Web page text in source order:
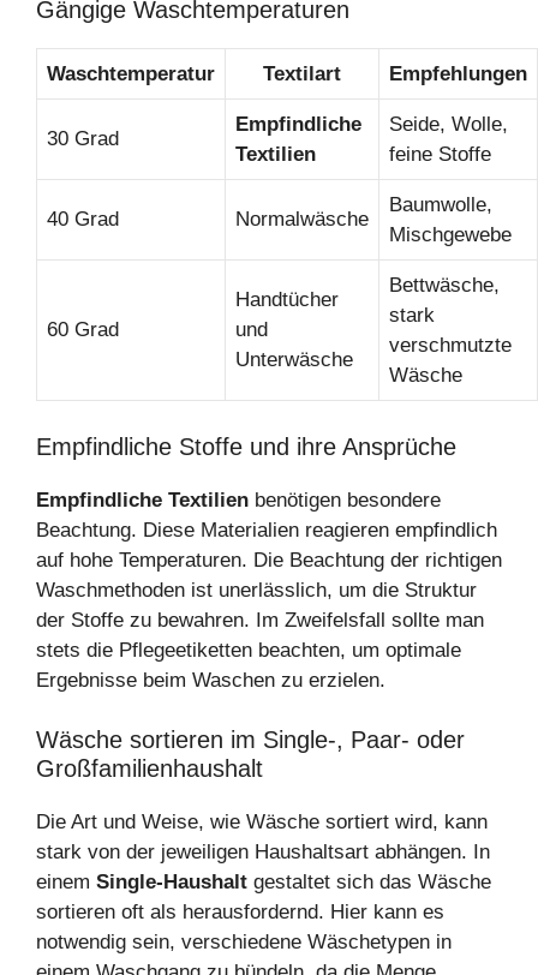
Gängige Waschtemperaturen
Waschtemperatur Textilart Empfehlungen
30 Grad
Empfindliche
Textilien
Seide, Wolle,
feine Stoffe
40 Grad Normalwäsche
Baumwolle,
Mischgewebe
60 Grad
Handtücher
und
Unterwäsche
Bettwäsche,
stark
verschmutzte
Wäsche
Empfindliche Stoffe und ihre Ansprüche
Empfindliche Textilien benötigen besondere
Beachtung. Diese Materialien reagieren empfindlich
auf hohe Temperaturen. Die Beachtung der richtigen
Waschmethoden ist unerlässlich, um die Struktur
der Stoffe zu bewahren. Im Zweifelsfall sollte man
stets die Pflegeetiketten beachten, um optimale
Ergebnisse beim Waschen zu erzielen.
Wäsche sortieren im Single-, Paar- oder
Großfamilienhaushalt
Die Art und Weise, wie Wäsche sortiert wird, kann
stark von der jeweiligen Haushaltsart abhängen. In
einem Single-Haushalt gestaltet sich das Wäsche
sortieren oft als herausfordernd. Hier kann es
notwendig sein, verschiedene Wäschetypen in